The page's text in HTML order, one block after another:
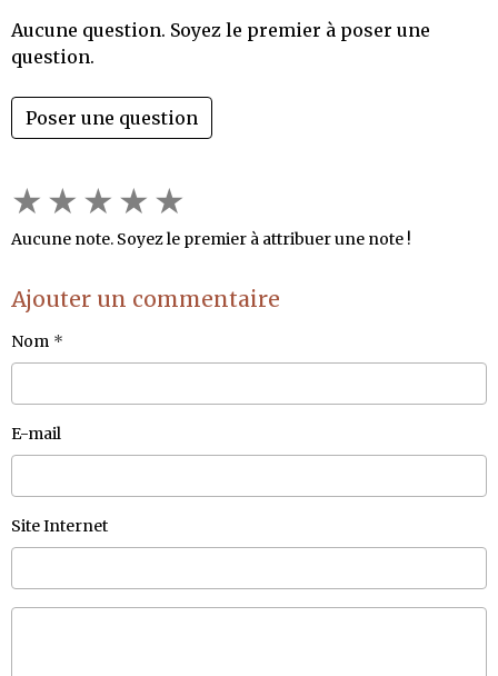
Aucune question. Soyez le premier à poser une
question.
Poser une question
★ ★ ★ ★ ★
Aucune note. Soyez le premier à attribuer une note !
Ajouter un commentaire
Nom
E-mail
Site Internet